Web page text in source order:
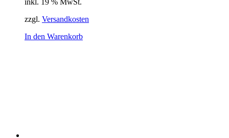
inkl. 19 % MwSt.
zzgl. Versandkosten
In den Warenkorb